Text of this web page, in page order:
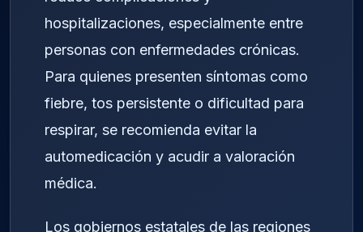
hospitalizaciones, especialmente entre
personas con enfermedades crónicas.
Para quienes presenten síntomas como
fiebre, tos persistente o dificultad para
respirar, se recomienda evitar la
automedicación y acudir a valoración
médica.
Los gobiernos estatales de las regiones